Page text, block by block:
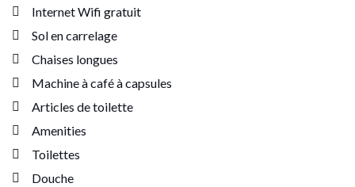
Internet Wifi gratuit
Sol en carrelage
Chaises longues
Machine à café à capsules
Articles de toilette
Amenities
Toilettes
Douche